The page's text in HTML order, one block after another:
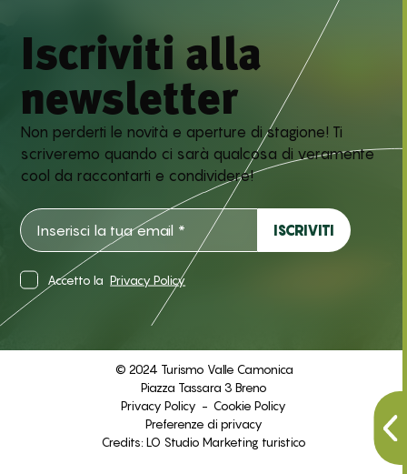
Iscriviti alla
newsletter
Non perderti le novità e aperture di stagione! Ti
scriveremo quando ci sarà qualcosa di veramente
cool da raccontarti e condividere!
Accetto la Privacy Policy
© 2024 Turismo Valle Camonica
Piazza Tassara 3 Breno
Privacy Policy - Cookie Policy
Preferenze di privacy
Credits:LO Studio Marketing turistico